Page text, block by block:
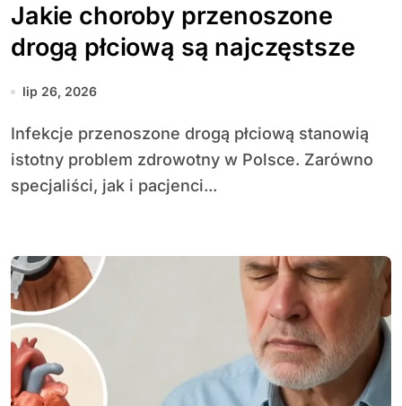
Jakie choroby przenoszone
drogą płciową są najczęstsze
lip 26, 2026
Infekcje przenoszone drogą płciową stanowią
istotny problem zdrowotny w Polsce. Zarówno
specjaliści, jak i pacjenci...